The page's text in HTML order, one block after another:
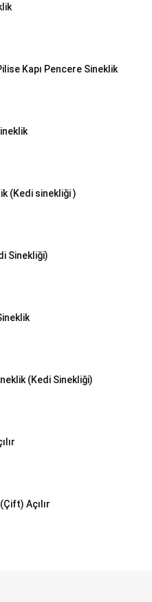
Kapı Pencere Sineklik
(Kedi sinekliği )
Sinekliği)
(Kedi Sinekliği)
Açılır